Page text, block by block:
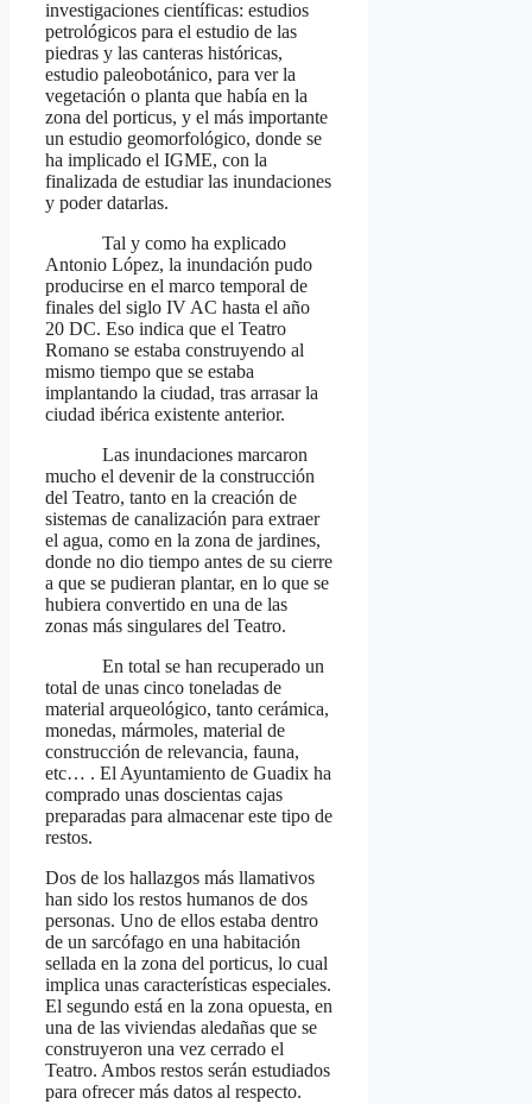
investigaciones científicas: estudios
petrológicos para el estudio de las
piedras y las canteras históricas,
estudio paleobotánico, para ver la
vegetación o planta que había en la
zona del porticus, y el más importante
un estudio geomorfológico, donde se
ha implicado el IGME, con la
finalizada de estudiar las inundaciones
y poder datarlas.
Tal y como ha explicado
Antonio López, la inundación pudo
producirse en el marco temporal de
finales del siglo IV AC hasta el año
20 DC. Eso indica que el Teatro
Romano se estaba construyendo al
mismo tiempo que se estaba
implantando la ciudad, tras arrasar la
ciudad ibérica existente anterior.
Las inundaciones marcaron
mucho el devenir de la construcción
del Teatro, tanto en la creación de
sistemas de canalización para extraer
el agua, como en la zona de jardines,
donde no dio tiempo antes de su cierre
a que se pudieran plantar, en lo que se
hubiera convertido en una de las
zonas más singulares del Teatro.
En total se han recuperado un
total de unas cinco toneladas de
material arqueológico, tanto cerámica,
monedas, mármoles, material de
construcción de relevancia, fauna,
etc… . El Ayuntamiento de Guadix ha
comprado unas doscientas cajas
preparadas para almacenar este tipo de
restos.
Dos de los hallazgos más llamativos
han sido los restos humanos de dos
personas. Uno de ellos estaba dentro
de un sarcófago en una habitación
sellada en la zona del porticus, lo cual
implica unas características especiales.
El segundo está en la zona opuesta, en
una de las viviendas aledañas que se
construyeron una vez cerrado el
Teatro. Ambos restos serán estudiados
para ofrecer más datos al respecto.